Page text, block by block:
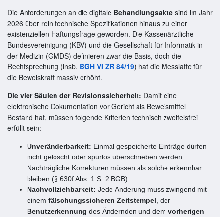
Die Anforderungen an die digitale Behandlungsakte sind im Jahr
2026 über rein technische Spezifikationen hinaus zu einer
existenziellen Haftungsfrage geworden. Die Kassenärztliche
Bundesvereinigung (KBV) und die Gesellschaft für Informatik in
der Medizin (GMDS) definieren zwar die Basis, doch die
Rechtsprechung (insb. BGH VI ZR 84/19) hat die Messlatte für
die Beweiskraft massiv erhöht.
Die vier Säulen der Revisionssicherheit: Damit eine
elektronische Dokumentation vor Gericht als Beweismittel
Bestand hat, müssen folgende Kriterien technisch zweifelsfrei
erfüllt sein:
Unveränderbarkeit: Einmal gespeicherte Einträge dürfen
nicht gelöscht oder spurlos überschrieben werden.
Nachträgliche Korrekturen müssen als solche erkennbar
bleiben (§ 630f Abs. 1 S. 2 BGB).
Nachvollziehbarkeit: Jede Änderung muss zwingend mit
einem fälschungssicheren Zeitstempel , der
Benutzerkennung des Ändernden und dem vorherigen